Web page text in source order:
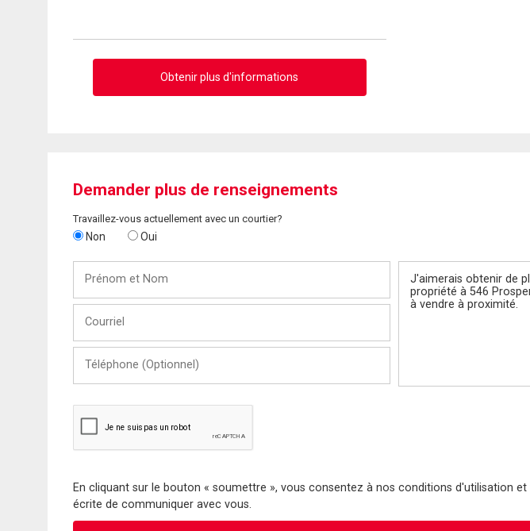
Obtenir plus d'informations
Demander plus de renseignements
Travaillez-vous actuellement avec un courtier?
Non Oui
Nom
(Optionnel)
En cliquant sur le bouton « soumettre », vous consentez à nos conditions d'utilisation
écrite de communiquer avec vous.